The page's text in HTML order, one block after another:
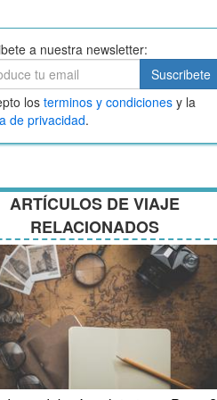
a nuestra newsletter:
Suscribete
los terminos y condiciones y la
de privacidad.
ARTÍCULOS DE VIAJE
RELACIONADOS